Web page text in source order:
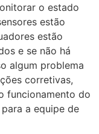
o estado
estão
estão
e se não há
algum problema
corretivas,
funcionamento do
a equipe de